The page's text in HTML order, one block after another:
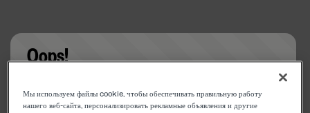
Oops!
Something went wrong. Please try refreshing the
app
Мы используем файлы cookie, чтобы обеспечивать правильную работу
нашего веб-сайта, персонализировать рекламные объявления и другие